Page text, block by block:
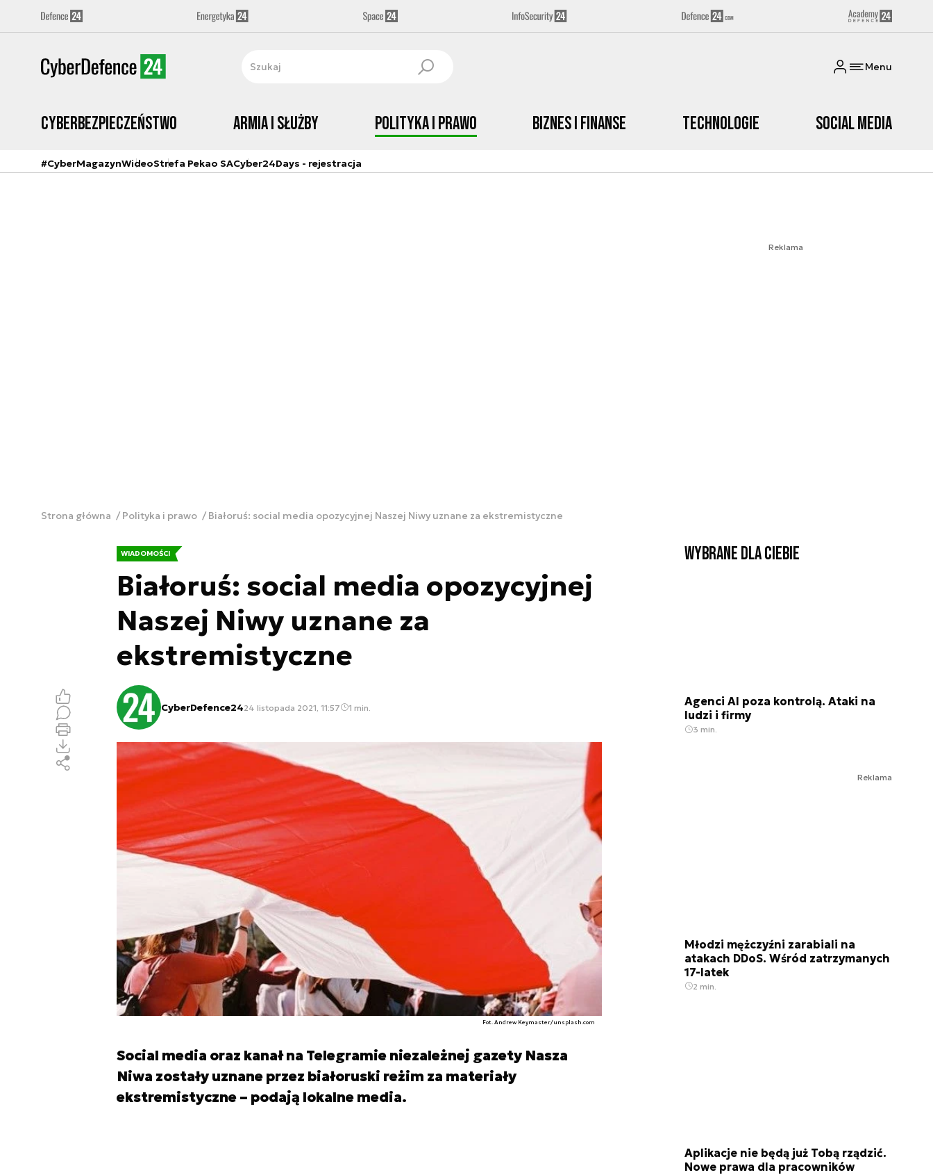
Menu
Cyberbezpieczeństwo Armia i Służby Polityka i prawo Biznes i Finanse Technologie Social media
#CyberMagazynWideoStrefa Pekao SACyber24Days - rejestracja
Reklama
Strona główna Polityka i prawo Białoruś: social media opozycyjnej Naszej Niwy uznane za ekstremistyczne
WIADOMOŚCI
Białoruś: social media opozycyjnej
Naszej Niwy uznane za
ekstremistyczne
CyberDefence2424 listopada 2021, 11:57 1 min.
Fot. Andrew Keymaster/unsplash.com
Social media oraz kanał na Telegramie niezależnej gazety Nasza
Niwa zostały uznane przez białoruski reżim za materiały
ekstremistyczne – podają lokalne media.
Wybrane dla Ciebie
Agenci AI poza kontrolą. Ataki na
ludzi i firmy
3 min.
Reklama
Młodzi mężczyźni zarabiali na
atakach DDoS. Wśród zatrzymanych
17-latek
2 min.
Aplikacje nie będą już Tobą rządzić.
Nowe prawa dla pracowników